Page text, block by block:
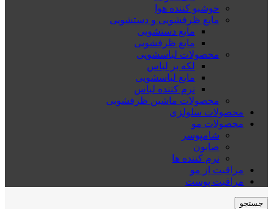
خوشبو کننده هوا
مایع ظرفشویی و دستشویی
مایع دستشویی
مایع ظرفشویی
محصولات لباسشویی
لکه بر لباس
مایع لباسشویی
نرم کننده لباس
محصولات ماشین ظرفشویی
محصولات سلولزی
محصولات مو
شامپوسر
صابون
نرم کننده ها
مراقبت از مو
مراقبت پوست
جستجو